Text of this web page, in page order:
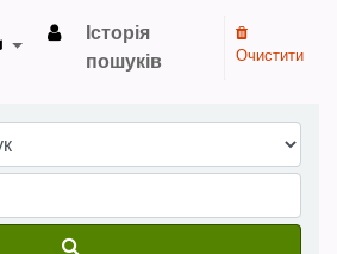
› Електронний каталог
Історія
пошуків
Очистити